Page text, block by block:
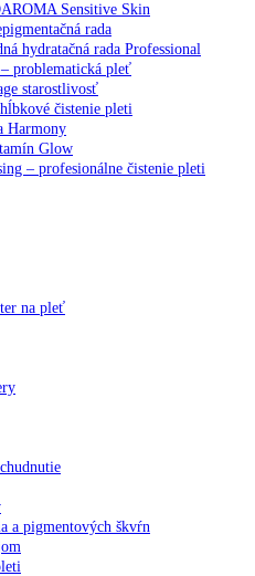
Sensitive Skin
rada
hydratačná rada Professional
problematická pleť
starostlivosť
čistenie pleti
Harmony
Glow
– profesionálne čistenie pleti
na pleť
a pigmentových škvŕn